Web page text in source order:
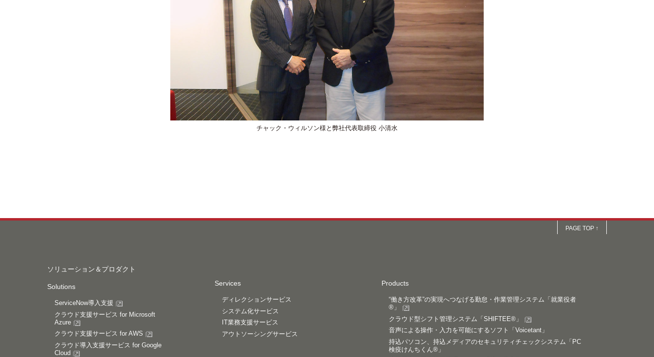
チャック・ウィルソン様と弊社代表取締役 小清水
PAGE TOP ↑
ソリューション＆プロダクト
Solutions
ServiceNow導入支援
クラウド支援サービス for Microsoft
Azure
クラウド支援サービス for AWS
クラウド導入支援サービス for Google
Cloud
Services
ディレクションサービス
システム化サービス
IT業務支援サービス
アウトソーシングサービス
Products
“働き方改革”の実現へつなげる勤怠・作業管理システム「就業役者
®」
クラウド型シフト管理システム「SHIFTEE®」
音声による操作・入力を可能にするソフト「Voicetant」
持込パソコン、持込メディアのセキュリティチェックシステム「PC
検疫けんちくん®」